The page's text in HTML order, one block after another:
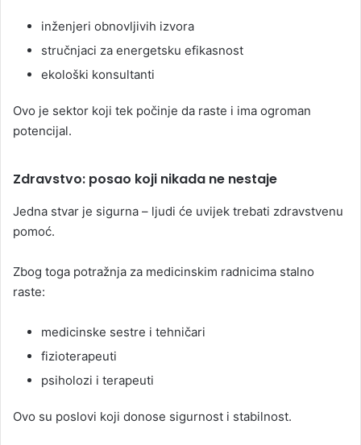
inženjeri obnovljivih izvora
stručnjaci za energetsku efikasnost
ekološki konsultanti
Ovo je sektor koji tek počinje da raste i ima ogroman
potencijal.
Zdravstvo: posao koji nikada ne nestaje
Jedna stvar je sigurna – ljudi će uvijek trebati zdravstvenu
pomoć.
Zbog toga potražnja za medicinskim radnicima stalno
raste:
medicinske sestre i tehničari
fizioterapeuti
psiholozi i terapeuti
Ovo su poslovi koji donose sigurnost i stabilnost.